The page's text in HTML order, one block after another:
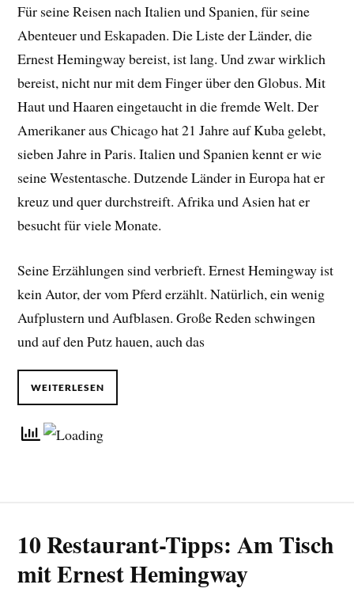
Für seine Reisen nach Italien und Spanien, für seine
Abenteuer und Eskapaden. Die Liste der Länder, die
Ernest Hemingway bereist, ist lang. Und zwar wirklich
bereist, nicht nur mit dem Finger über den Globus. Mit
Haut und Haaren eingetaucht in die fremde Welt. Der
Amerikaner aus Chicago hat 21 Jahre auf Kuba gelebt,
sieben Jahre in Paris. Italien und Spanien kennt er wie
seine Westentasche. Dutzende Länder in Europa hat er
kreuz und quer durchstreift. Afrika und Asien hat er
besucht für viele Monate.
Seine Erzählungen sind verbrieft. Ernest Hemingway ist
kein Autor, der vom Pferd erzählt. Natürlich, ein wenig
Aufplustern und Aufblasen. Große Reden schwingen
und auf den Putz hauen, auch das
WEITERLESEN
10 Restaurant-Tipps: Am Tisch
mit Ernest Hemingway